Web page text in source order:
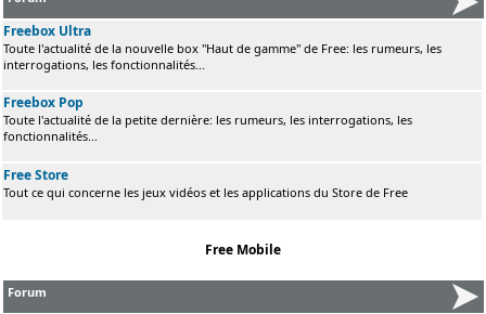
Freebox Ultra
Toute l'actualité de la nouvelle box "Haut de gamme" de Free: les rumeurs, les
interrogations, les fonctionnalités...
Freebox Pop
Toute l'actualité de la petite dernière: les rumeurs, les interrogations, les
fonctionnalités...
Free Store
Tout ce qui concerne les jeux vidéos et les applications du Store de Free
Free Mobile
Forum